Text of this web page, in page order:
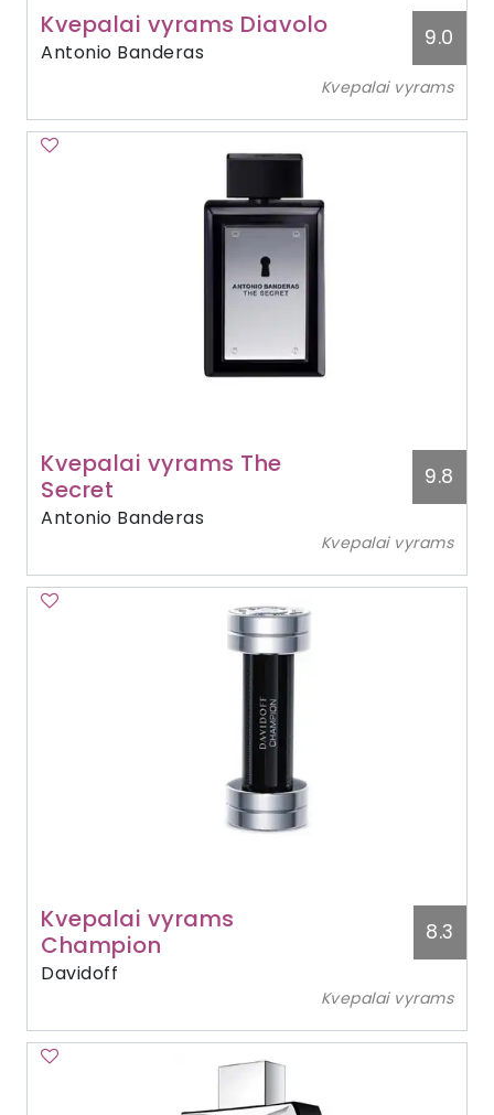
Kvepalai vyrams Diavolo
Antonio Banderas
9.0
Kvepalai vyrams
Kvepalai vyrams The
Secret
Antonio Banderas
9.8
Kvepalai vyrams
Kvepalai vyrams
Champion
Davidoff
8.3
Kvepalai vyrams